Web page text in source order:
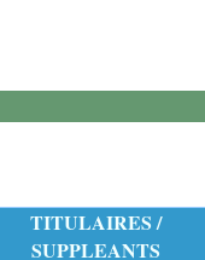
TITULAIRES /
SUPPLEANTS